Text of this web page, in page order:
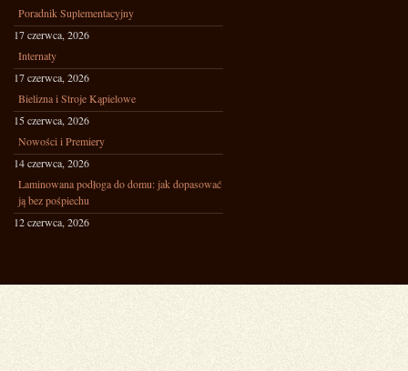
Poradnik Suplementacyjny
17 czerwca, 2026
Internaty
17 czerwca, 2026
Bielizna i Stroje Kąpielowe
15 czerwca, 2026
Nowości i Premiery
14 czerwca, 2026
Laminowana podłoga do domu: jak dopasować
ją bez pośpiechu
12 czerwca, 2026